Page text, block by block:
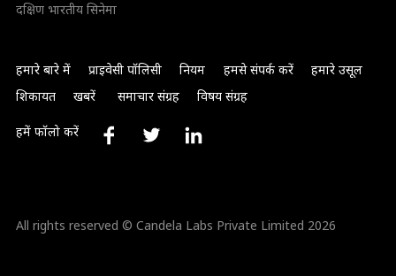
दक्षिण भारतीय सिनेमा
हमारे बारे में प्राइवेसी पॉलिसी नियम हमसे संपर्क करें
हमारे उसूल
शिकायत
खबरें समाचार संग्रह विषय संग्रह
हमें फॉलो करें
All rights reserved © Candela Labs Private Limited 2026